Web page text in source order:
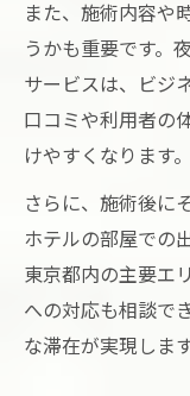
また、施術内容や
うかも重要です。
サービスは、ビジ
口コミや利用者の
けやすくなります。
さらに、施術後に
ホテルの部屋での
東京都内の主要エ
への対応も相談で
な滞在が実現します